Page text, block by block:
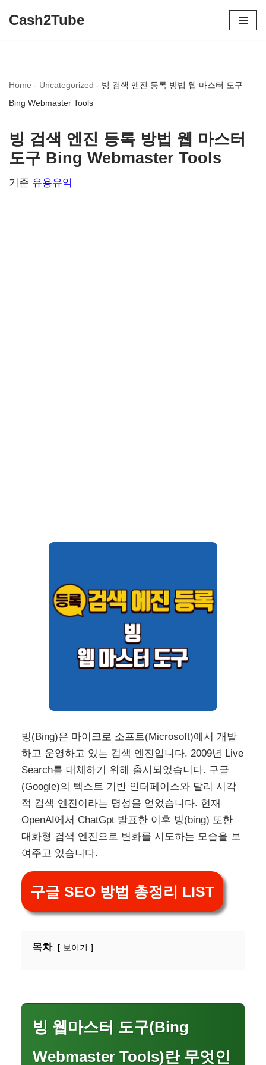
로
건
뛰
기
Cash2Tube
Home - Uncategorized - 빙 검색 엔진 등록 방법 웹 마스터 도구
Bing Webmaster Tools
빙 검색 엔진 등록 방법 웹 마스터
도구 Bing Webmaster Tools
기준 유용유익
빙(Bing)은 마이크로 소프트(Microsoft)에서 개발
하고 운영하고 있는 검색 엔진입니다. 2009년 Live
Search를 대체하기 위해 출시되었습니다. 구글
(Google)의 텍스트 기반 인터페이스와 달리 시각
적 검색 엔진이라는 명성을 얻었습니다. 현재
OpenAI에서 ChatGpt 발표한 이후 빙(bing) 또한
대화형 검색 엔진으로 변화를 시도하는 모습을 보
여주고 있습니다.
구글 SEO 방법 총정리 LIST
목차 보이기
빙 웹마스터 도구(Bing
Webmaster Tools)란 무엇인